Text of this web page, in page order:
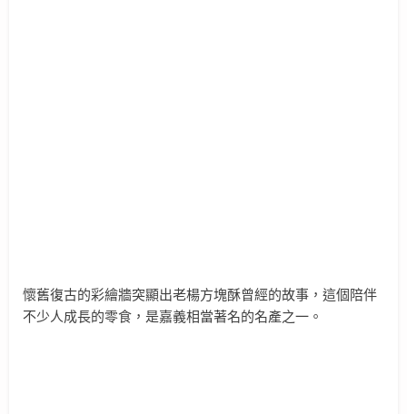
懷舊復古的彩繪牆突顯出老楊方塊酥曾經的故事，這個陪伴
不少人成長的零食，是嘉義相當著名的名產之一。